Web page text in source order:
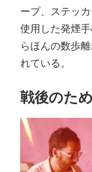
ープ、ステッ
使用した発煙
らほんの数歩
れている。
戦後のた